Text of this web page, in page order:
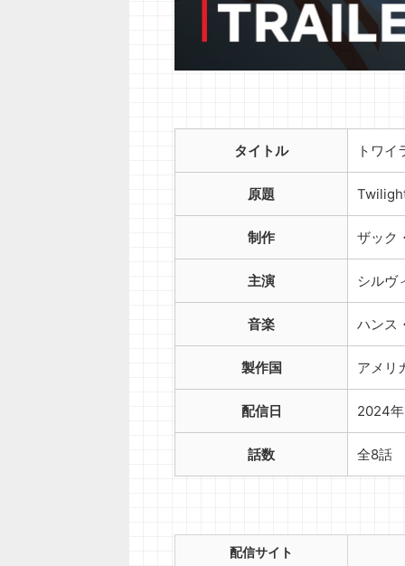
タイトル トワ
原題
制作 ザック
主演 シルヴ
音楽 ハンス
製作国 アメリ
配信日 2024
話数 全8話
配信サイト